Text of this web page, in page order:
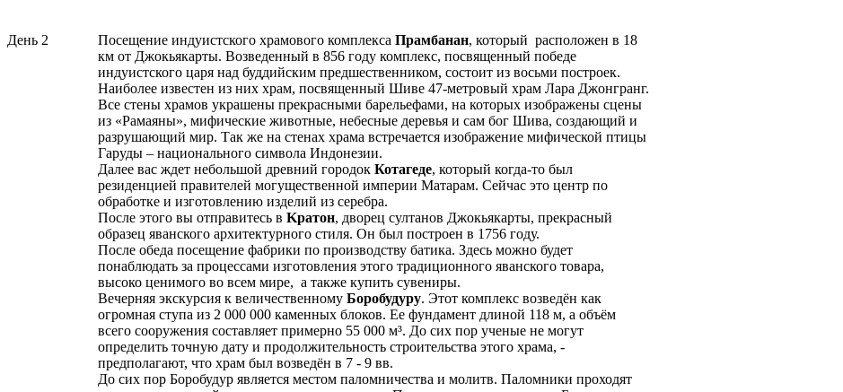
День 2 Посещение индуистского храмового комплекса Прамбанан, который расположен в 18
км от Джокьякарты. Возведенный в 856 году комплекс, посвященный победе
индуистского царя над буддийским предшественником, состоит из восьми построек.
Наиболее известен из них храм, посвященный Шиве 47-метровый храм Лара Джонгранг.
Все стены храмов украшены прекрасными барельефами, на которых изображены сцены
из «Рамаяны», мифические животные, небесные деревья и сам бог Шива, создающий и
разрушающий мир. Так же на стенах храма встречается изображение мифической птицы
Гаруды – национального символа Индонезии.
Далее вас ждет небольшой древний городок Котагеде, который когда-то был
резиденцией правителей могущественной империи Матарам. Сейчас это центр по
обработке и изготовлению изделий из серебра.
После этого вы отправитесь в Kратон, дворец султанов Джокьякарты, прекрасный
образец яванского архитектурного стиля. Он был построен в 1756 году.
После обеда посещение фабрики по производству батика. Здесь можно будет
понаблюдать за процессами изготовления этого традиционного яванского товара,
высоко ценимого во всем мире, а также купить сувениры.
Вечерняя экскурсия к величественному Боробудуру. Этот комплекс возведён как
огромная ступа из 2 000 000 каменных блоков. Ее фундамент длиной 118 м, а объём
всего сооружения составляет примерно 55 000 м³. До сих пор ученые не могут
определить точную дату и продолжительность строительства этого храма, -
предполагают, что храм был возведён в 7 - 9 вв.
До сих пор Боробудур является местом паломничества и молитв. Паломники проходят